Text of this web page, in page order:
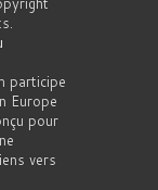
participe
Europe
pour
vers